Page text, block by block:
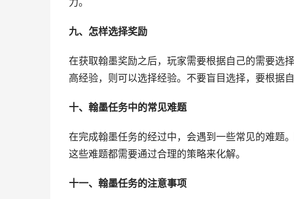
九、怎样选择奖励
在获取翰墨奖励之后，玩家需要根据自己的需要选
高经验，则可以选择经验。不要盲目选择，要根据
十、翰墨任务中的常见难题
在完成翰墨任务的经过中，会遇到一些常见的难题
这些难题都需要通过合理的策略来化解。
十一、翰墨任务的注意事项